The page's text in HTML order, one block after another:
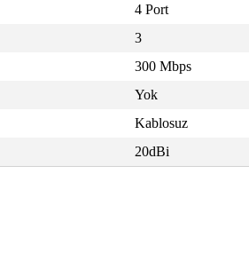
4 Port
3
300 Mbps
Yok
Kablosuz
20dBi